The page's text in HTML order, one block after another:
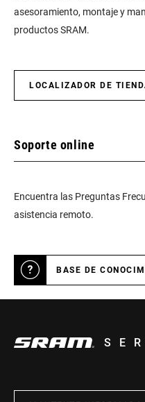
asesoramiento, montaje y
productos SRAM.
LOCALIZADOR DE
Soporte online
Encuentra las Preguntas
asistencia remoto.
BASE DE